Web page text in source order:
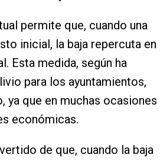
permite que, cuando una
inicial, la baja repercuta en
Esta medida, según ha
para los ayuntamientos,
ya que en muchas ocasiones
económicas.
de que, cuando la baja